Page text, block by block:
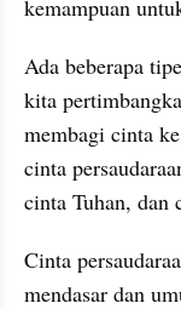
kemampuan
Ada beberapa
kita
membagi cinta
cinta
cinta Tuhan, dan
Cinta
mendasar dan